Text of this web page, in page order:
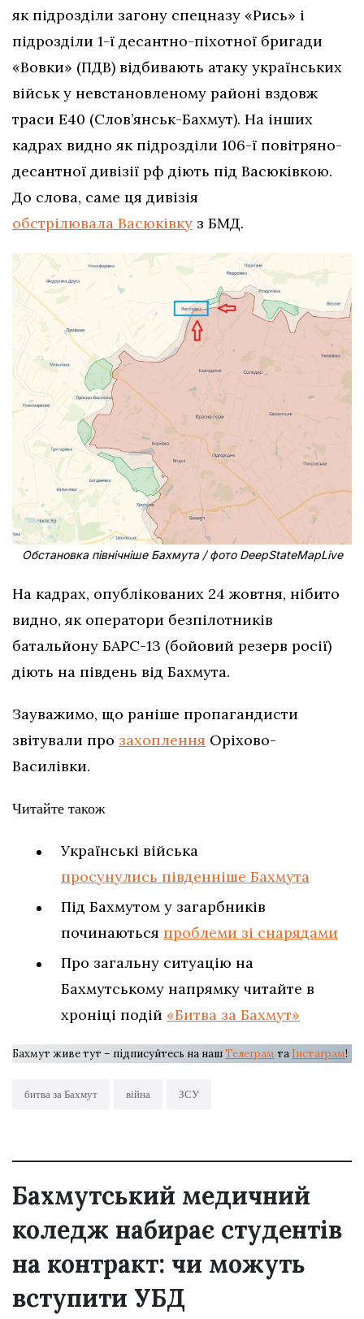
як підрозділи загону спецназу «Рись» і
підрозділи 1-ї десантно-піхотної бригади
«Вовки» (ПДВ) відбивають атаку українських
військ у невстановленому районі вздовж
траси Е40 (Слов’янськ-Бахмут). На інших
кадрах видно як підрозділи 106-ї повітряно-
десантної дивізії рф діють під Васюківкою.
До слова, саме ця дивізія
обстрілювала Васюківку з БМД.
Обстановка північніше Бахмута / фото DeepStateMapLive
На кадрах, опублікованих 24 жовтня, нібито
видно, як оператори безпілотників
батальйону БАРС-13 (бойовий резерв росії)
діють на південь від Бахмута.
Зауважимо, що раніше пропагандисти
звітували про захоплення Оріхово-
Василівки.
Читайте також
Українські війська
просунулись південніше Бахмута
Під Бахмутом у загарбників
починаються проблеми зі снарядами
Про загальну ситуацію на
Бахмутському напрямку читайте в
хроніці подій «Битва за Бахмут»
Бахмут живе тут – підписуйтесь на нашТелеграм та Інстаграм!
битва за Бахмут війна ЗСУ
Бахмутський медичний
коледж набирає студентів
на контракт: чи можуть
вступити УБД